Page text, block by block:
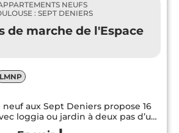
NEUFS
: SEPT DENIERS
de marche de l'Espace
LMNP
aux Sept Deniers propose 16
loggia ou jardin à deux pas d’un
de commerces, parcs et loisirs.